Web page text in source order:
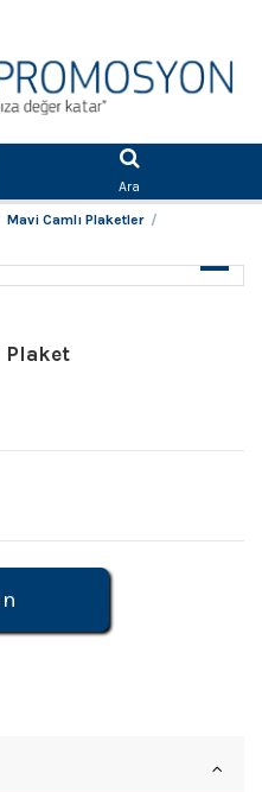
Ara
Mavi Camlı Plaketler
Plaket